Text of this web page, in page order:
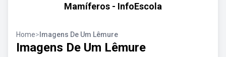
Mamíferos - InfoEscola
Home> Imagens De Um Lêmure
Imagens De Um Lêmure